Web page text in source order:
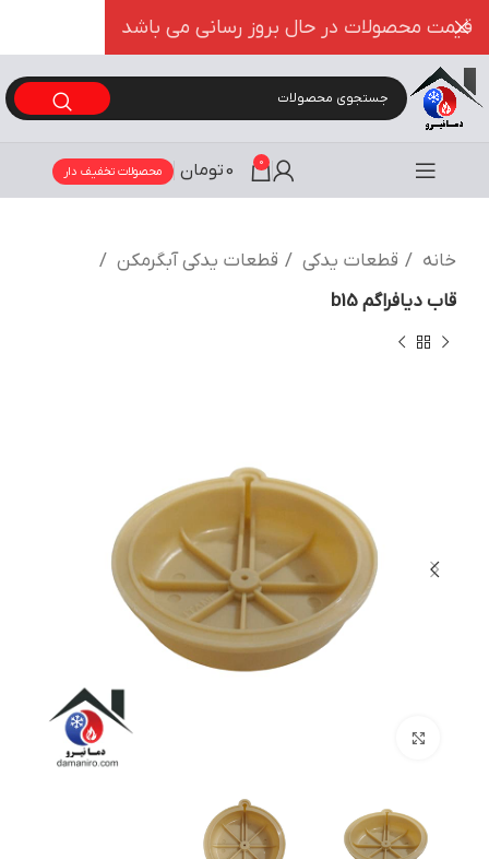
0
0تومان محصولات تخفیف دار
خانه قطعات یدکی
قطعات یدکی آبگرمکن
قاب دیافراگم b15
قیمت محصولات در حال بروز رسانی می باشد